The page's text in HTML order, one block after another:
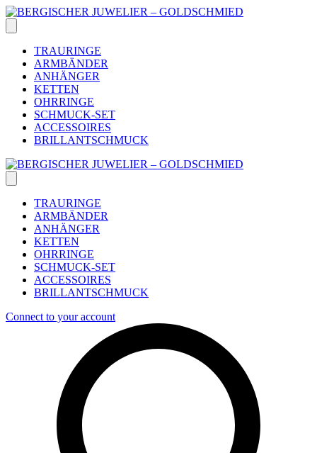
Skip
to
content
TRAURINGE
ARMBÄNDER
ANHÄNGER
KETTEN
OHRRINGE
SCHMUCK-SET
ACCESSOIRES
BRILLANTSCHMUCK
TRAURINGE
ARMBÄNDER
ANHÄNGER
KETTEN
OHRRINGE
SCHMUCK-SET
ACCESSOIRES
BRILLANTSCHMUCK
Connect to your account